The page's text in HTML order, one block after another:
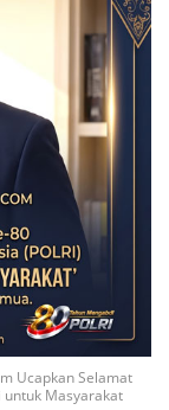
Ucapkan Selamat
untuk Masyarakat